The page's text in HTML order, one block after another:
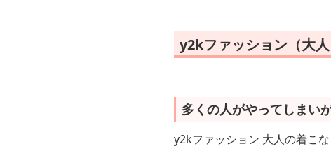
y2kファッション（大
多くの人がやってしまい
y2kファッション 大人の着こ